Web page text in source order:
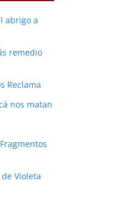
abrigo a
remedio
Reclama
nos matan
Violeta